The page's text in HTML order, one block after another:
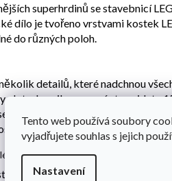
Tento web používá soubory
vyjadřujete souhlas s jejich
Nastavení
superhrdinů se stavebnicí
dílo je tvořeno vrstvami kostek
do různých poloh.
detailů, které nadchnou
dot z komiksu, a navíc tu najdete
Spider-Man poprvé objevil v roce
obrazu oskenujte QR kód